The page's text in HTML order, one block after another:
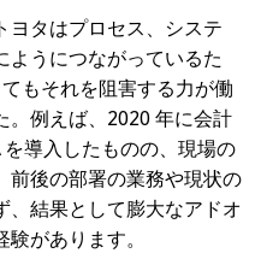
ヨタはプロセス、システ
ようにつながっているた
もそれを阻害する力が働
。例えば、2020 年に会計
を導入したものの、現場の
前後の部署の業務や現状の
、結果として膨大なアドオ
があります。